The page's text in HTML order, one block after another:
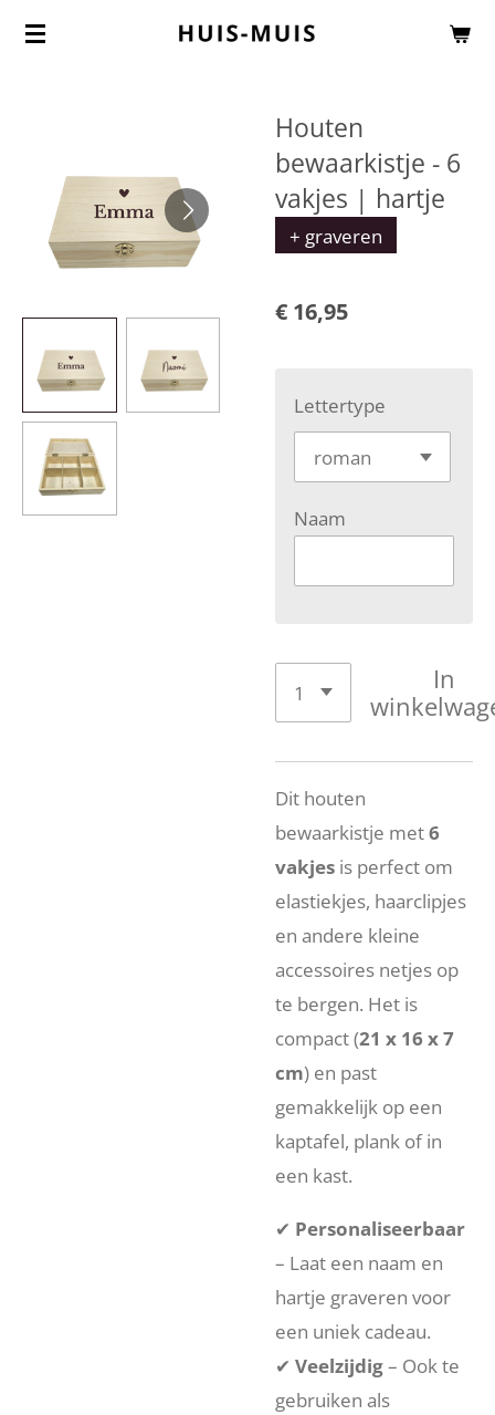
Ga
Houten
bewaarkistje - 6
vakjes | hartje
+ graveren
€ 16,95
Lettertype
Naam
In
Dit houten
bewaarkistje met6
vakjes is perfect om
elastiekjes, haarclipjes
en andere kleine
accessoires netjes op
te bergen. Het is
compact (21 x 16 x 7
cm) en past
gemakkelijk op een
kaptafel, plank of in
een kast.
✔ Personaliseerbaar
– Laat een naam en
hartje graveren voor
een uniek cadeau.
✔ Veelzijdig– Ook te
gebruiken als